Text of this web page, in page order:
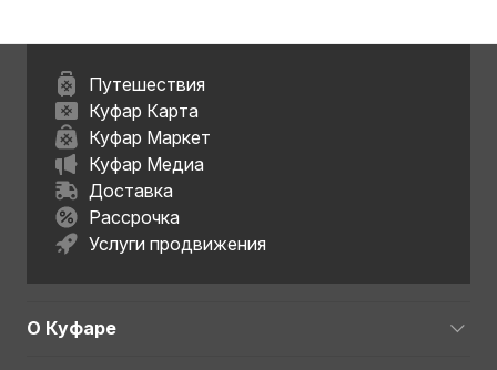
Путешествия
Куфар Карта
Куфар Маркет
Куфар Медиа
Доставка
Рассрочка
Услуги продвижения
О Куфаре